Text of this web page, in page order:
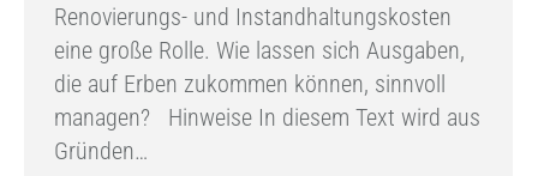
Renovierungs- und Instandhaltungskosten
eine große Rolle. Wie lassen sich Ausgaben,
die auf Erben zukommen können, sinnvoll
managen? Hinweise In diesem Text wird aus
Gründen…